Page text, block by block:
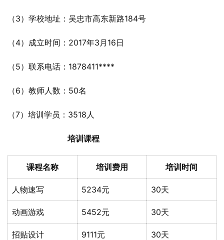
（3）学校地址：吴忠市高东新路184号
（4）成立时间：2017年3月16日
（5）联系电话：1878411****
（6）教师人数：50名
（7）培训学员：3518人
培训课程
课程名称 培训费用 培训时间
人物速写 5234元 30天
动画游戏 5452元 30天
招贴设计 9111元 30天